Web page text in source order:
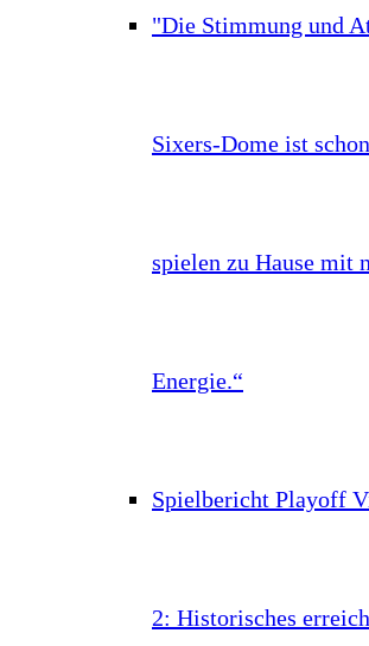
"Die Stimmung und
Sixers-Dome ist
spielen zu Hause mit
Energie.“
Spielbericht Playoff
2: Historisches